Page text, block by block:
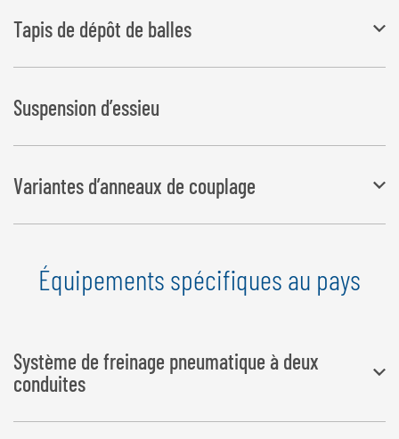
La largeur se modifie à 2 545 mm, la hauteur à 3 590 mm – 3 770
mm selon la position de la partie supérieure, avec essieu élévateur
sorti
Tapis de dépôt de balles
Tapis en caoutchouc mobile hydrauliquement, commande par
télécommande radio
Suspension d’essieu
Variantes d’anneaux de couplage
Variantes d’anneaux de couplage
Équipements spécifiques au pays
Système de freinage pneumatique à deux
conduites